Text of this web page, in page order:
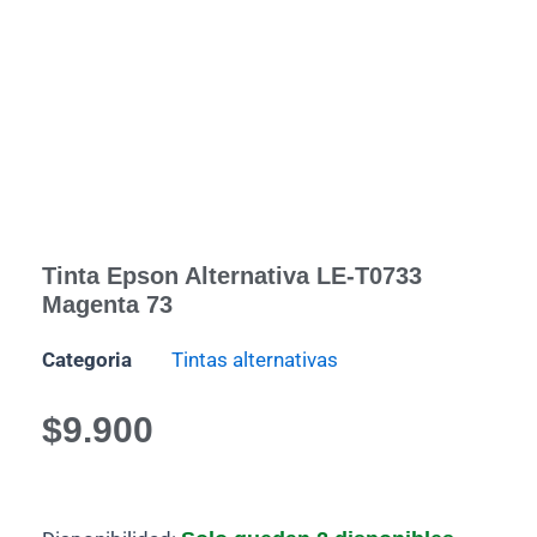
Tinta Epson Alternativa LE-T0733
Magenta 73
Categoria Tintas alternativas
$9.900
Tinta